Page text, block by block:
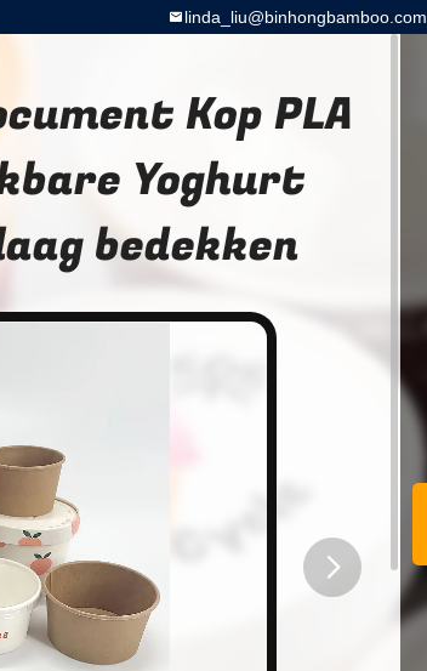
linda_liu@binhongbamboo.com
Kop PLA
Yoghurt
bedekken